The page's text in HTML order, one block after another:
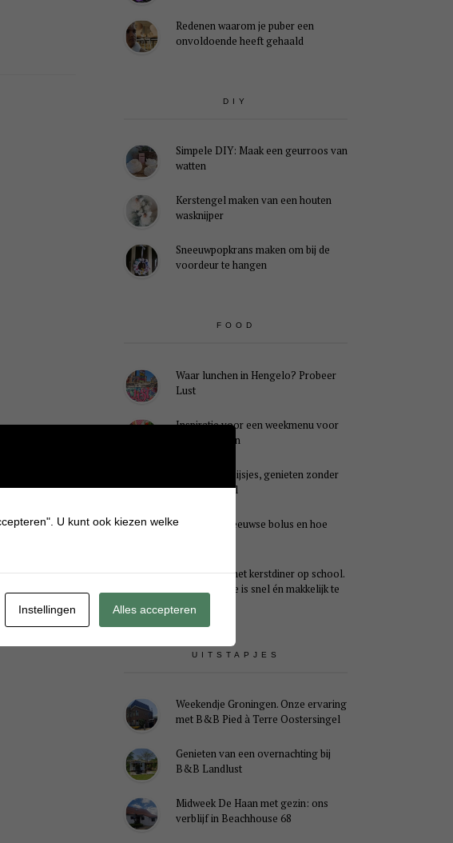
Redenen waarom je puber een
onvoldoende heeft gehaald
DIY
Simpele DIY: Maak een geurroos van
watten
Kerstengel maken van een houten
wasknijper
Sneeuwpopkrans maken om bij de
voordeur te hangen
FOOD
Waar lunchen in Hengelo? Probeer
Lust
Inspiratie voor een weekmenu voor
het hele gezin
Caloriearme ijsjes, genieten zonder
schuldgevoel
Wat is een Zeeuwse bolus en hoe
Ideaal voor het kerstdiner op school.
Dit kersthapje is snel én makkelijk te
UITSTAPJES
Weekendje Groningen. Onze ervaring
met B&B Pied à Terre Oostersingel
Genieten van een overnachting bij
B&B Landlust
Midweek De Haan met gezin: ons
verblijf in Beachhouse 68
U kunt ook kiezen welke
Instellingen Alles accepteren